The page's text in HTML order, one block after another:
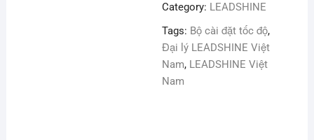
Category: LEADSHINE
Tags: Bộ cài đặt tốc độ,
Đại lý LEADSHINE Việt
Nam, LEADSHINE Việt
Nam